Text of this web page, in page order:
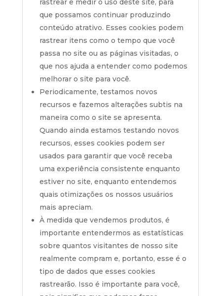
rastrear e medir o uso deste site, para
que possamos continuar produzindo
conteúdo atrativo. Esses cookies podem
rastrear itens como o tempo que você
passa no site ou as páginas visitadas, o
que nos ajuda a entender como podemos
melhorar o site para você.
Periodicamente, testamos novos
recursos e fazemos alterações subtis na
maneira como o site se apresenta.
Quando ainda estamos testando novos
recursos, esses cookies podem ser
usados ​​para garantir que você receba
uma experiência consistente enquanto
estiver no site, enquanto entendemos
quais otimizações os nossos usuários
mais apreciam.
À medida que vendemos produtos, é
importante entendermos as estatísticas
sobre quantos visitantes de nosso site
realmente compram e, portanto, esse é o
tipo de dados que esses cookies
rastrearão. Isso é importante para você,